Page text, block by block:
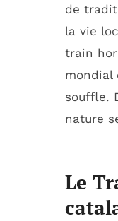
de
la vie
train
mondial
souffle.
nature
Le